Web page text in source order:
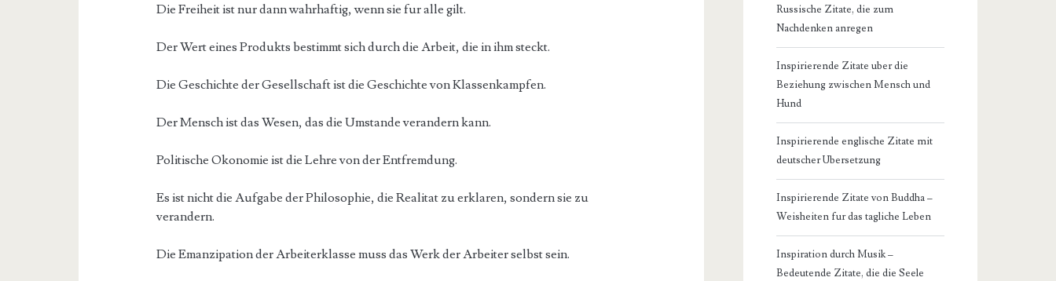
Die Freiheit ist nur dann wahrhaftig, wenn sie fur alle gilt.
Der Wert eines Produkts bestimmt sich durch die Arbeit, die in ihm steckt.
Die Geschichte der Gesellschaft ist die Geschichte von Klassenkampfen.
Der Mensch ist das Wesen, das die Umstande verandern kann.
Politische Okonomie ist die Lehre von der Entfremdung.
Es ist nicht die Aufgabe der Philosophie, die Realitat zu erklaren, sondern sie zu
verandern.
Die Emanzipation der Arbeiterklasse muss das Werk der Arbeiter selbst sein.
Russische Zitate, die zum
Nachdenken anregen
Inspirierende Zitate uber die
Beziehung zwischen Mensch und
Hund
Inspirierende englische Zitate mit
deutscher Ubersetzung
Inspirierende Zitate von Buddha –
Weisheiten fur das tagliche Leben
Inspiration durch Musik –
Bedeutende Zitate, die die Seele